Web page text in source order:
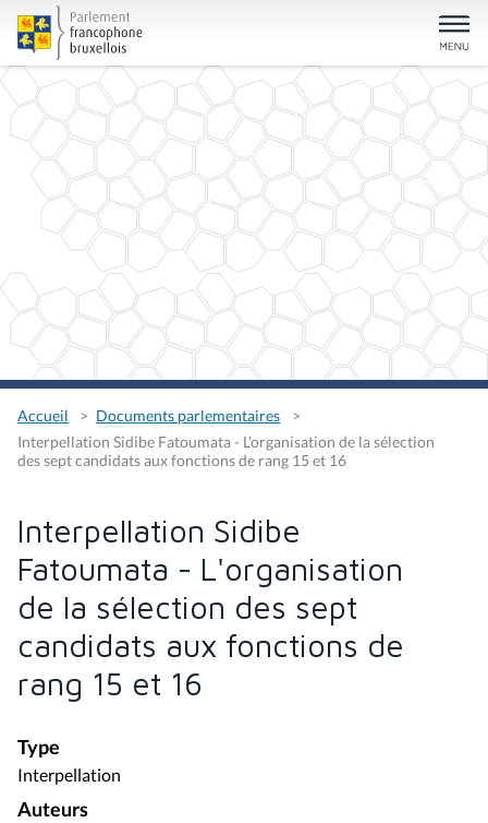
Accueil
Documents parlementaires
Interpellation Sidibe Fatoumata - L'organisation de la sélection
des sept candidats aux fonctions de rang 15 et 16
Interpellation Sidibe
Fatoumata - L'organisation
de la sélection des sept
candidats aux fonctions de
rang 15 et 16
Type
Interpellation
Auteurs